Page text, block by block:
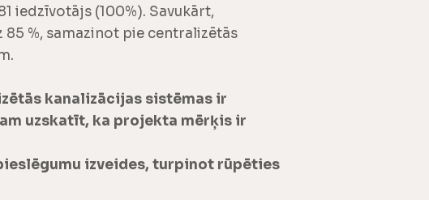
iedzīvotājs (100%). Savukārt,
%, samazinot pie centralizētās
kanalizācijas sistēmas ir
uzskatīt, ka projekta mērķis ir
izveides, turpinot rūpēties